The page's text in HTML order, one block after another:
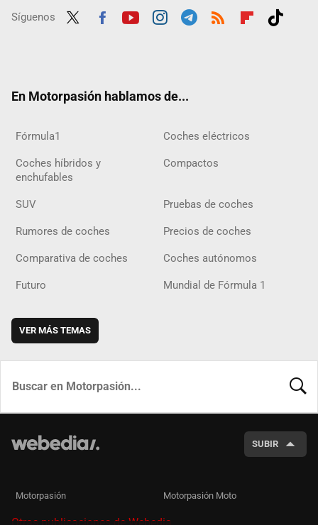
Síguenos
En Motorpasión hablamos de...
Fórmula1 Coches eléctricos
Coches híbridos y
enchufables
Compactos
SUV Pruebas de coches
Rumores de coches Precios de coches
Comparativa de coches Coches autónomos
Futuro Mundial de Fórmula 1
VER MÁS TEMAS
SUBIR
Motorpasión Motorpasión Moto
Otras publicaciones de Webedia